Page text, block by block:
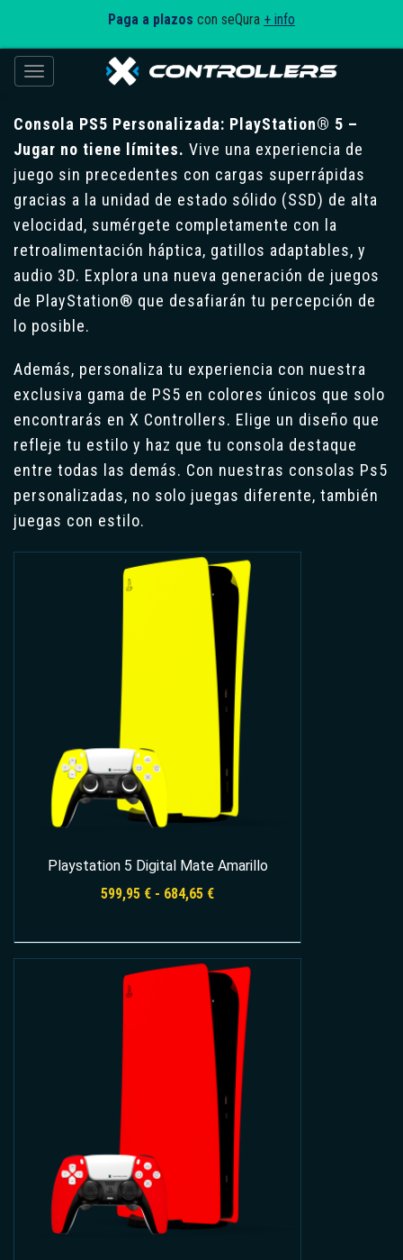
Paga a plazos con seQura + info
Toggle navigation
Consola PS5 Personalizada: PlayStation® 5 –
Jugar no tiene límites. Vive una experiencia de
juego sin precedentes con cargas superrápidas
gracias a la unidad de estado sólido (SSD) de alta
velocidad, sumérgete completamente con la
retroalimentación háptica, gatillos adaptables, y
audio 3D. Explora una nueva generación de juegos
de PlayStation® que desafiarán tu percepción de
lo posible.
Además, personaliza tu experiencia con nuestra
exclusiva gama de PS5 en colores únicos que solo
encontrarás en X Controllers. Elige un diseño que
refleje tu estilo y haz que tu consola destaque
entre todas las demás. Con nuestras consolas Ps5
personalizadas, no solo juegas diferente, también
juegas con estilo.
Playstation 5 Digital Mate Amarillo
599,95 € - 684,65 €Rango
desde
599,95 €
hasta
684,65 €
Seleccionar opciones